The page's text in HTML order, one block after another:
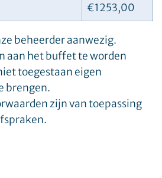
€1253,00
beheerder aanwezig.
aan het buffet te worden
toegestaan eigen
brengen.
zijn van toepassing